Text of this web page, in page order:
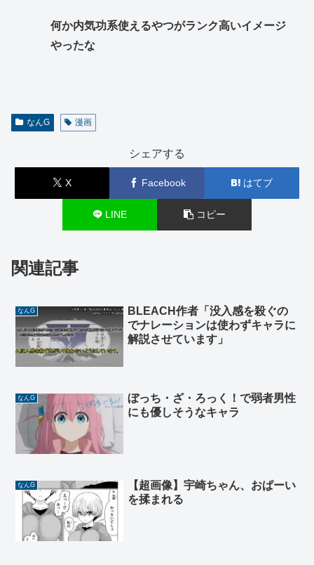
何か内気功系使えるやつがランク高いイメージ
やったな
なんG 漫画
シェアする
X Facebook はてブ
LINE コピー
関連記事
なんG
BLEACH作者「没入感を殺ぐの
でナレーションは使わずキャラに
解説させています」
なんG
ぼっち・ざ・ろっく！で弱者男性
にも優しそうなキャラ
なんG
【超画像】宇崎ちゃん、おぱーい
を揉まれる